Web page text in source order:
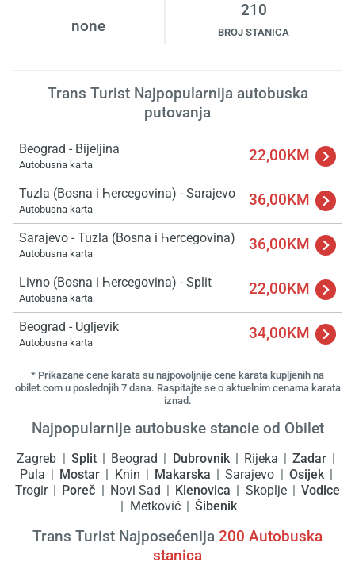
none
210
BROJ STANICA
Trans Turist Najpopularnija autobuska
putovanja
Beograd - Bijeljina
Autobusna karta 22,00KM
Tuzla (Bosna i Һercegovina) - Sarajevo
Autobusna karta 36,00KM
Sarajevo - Tuzla (Bosna i Һercegovina)
Autobusna karta 36,00KM
Livno (Bosna i Һercegovina) - Split
Autobusna karta 22,00KM
Beograd - Ugljevik
Autobusna karta 34,00KM
* Prikazane cene karata su najpovoljnije cene karata kupljenih na
obilet.com u poslednjih 7 dana. Raspitajte se o aktuelnim cenama karata
iznad.
Najpopularnije autobuske stancie od Obilet
Zagreb Split Beograd Dubrovnik Rijeka
Zadar
Pula
Mostar Knin Makarska Sarajevo
Osijek
Trogir
Poreč Novi Sad Klenovica Skoplje
Vodice
Metković
Šibenik
Trans Turist Najposećenija 200 Autobuska
stanica